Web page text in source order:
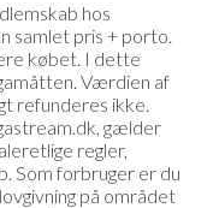
hos
samlet pris + porto.
købet. I dette
Værdien af
refunderes ikke.
gælder
regler,
Som forbruger er du
på området